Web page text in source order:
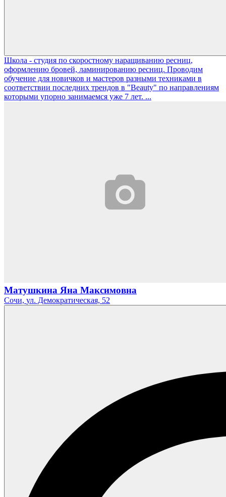
Школа - студия по скоростному наращиванию ресниц,
оформлению бровей, ламинированию ресниц. Проводим
обучение для новичков и мастеров разными техниками в
соответствии последних трендов в "Beauty" по направлениям
которыми упорно занимаемся уже 7 лет. ...
Матушкина Яна Максимовна
Сочи, ул. Демократическая, 52